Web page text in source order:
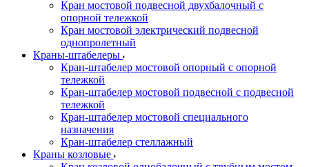
Кран мостовой подвесной двухбалочный с
опорной тележкой
Кран мостовой электрический подвесной
однопролетный
Краны-штабелеры
Кран-штабелер мостовой опорный с опорной
тележкой
Кран-штабелер мостовой подвесной с подвесной
тележкой
Кран-штабелер мостовой специального
назначения
Кран-штабелер стеллажный
Краны козловые